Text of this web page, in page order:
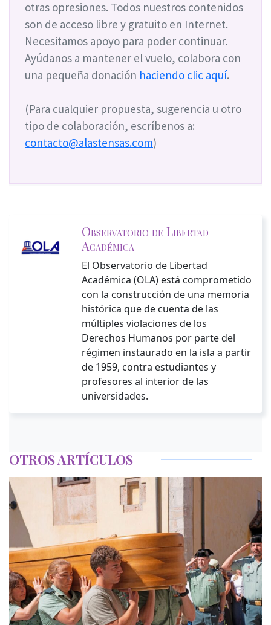
otras opresiones. Todos nuestros contenidos
son de acceso libre y gratuito en Internet.
Necesitamos apoyo para poder continuar.
Ayúdanos a mantener el vuelo, colabora con
una pequeña donación haciendo clic aquí.
(Para cualquier propuesta, sugerencia u otro
tipo de colaboración, escríbenos a:
contacto@alastensas.com)
Observatorio de Libertad
Académica
El Observatorio de Libertad
Académica (OLA) está comprometido
con la construcción de una memoria
histórica que de cuenta de las
múltiples violaciones de los
Derechos Humanos por parte del
régimen instaurado en la isla a partir
de 1959, contra estudiantes y
profesores al interior de las
universidades.
OTROS ARTÍCULOS